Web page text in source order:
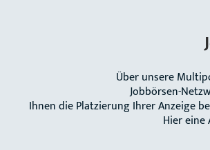
Über unsere
Jobbörsen-
Ihnen die Platzierung Ihrer Anzeige
Hier eine